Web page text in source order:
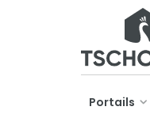
Portails